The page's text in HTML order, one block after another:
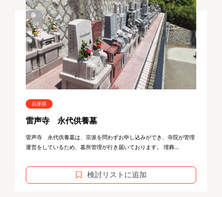
兵庫県
雷声寺 永代供養墓
雷声寺 永代供養墓は、宗派を問わずお申し込みができ、寺院が管理
運営をしているため、墓所管理が行き届いております。 埋葬...
検討リストに追加